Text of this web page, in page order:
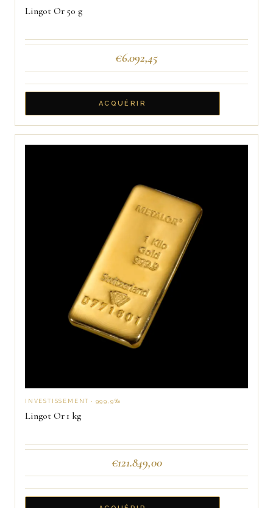
Lingot Or 50 g
€6.092,45
ACQUÉRIR
INVESTISSEMENT · 999,9‰
Lingot Or 1 kg
€121.849,00